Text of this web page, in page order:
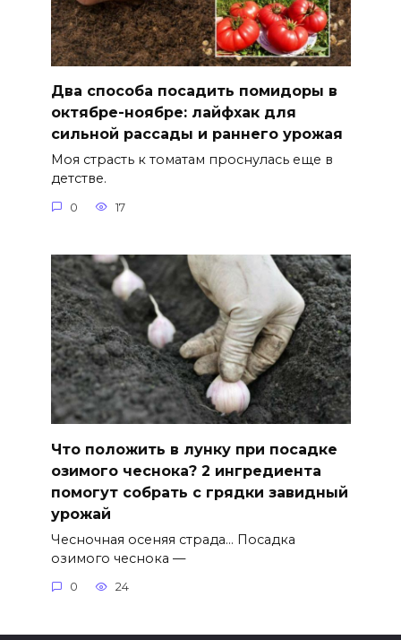
Два способа посадить помидоры в
октябре-ноябре: лайфхак для
сильной рассады и раннего урожая
Моя страсть к томатам проснулась еще в
детстве.
0 17
Что положить в лунку при посадке
озимого чеснока? 2 ингредиента
помогут собрать с грядки завидный
урожай
Чесночная осеняя страда… Посадка
озимого чеснока —
0 24